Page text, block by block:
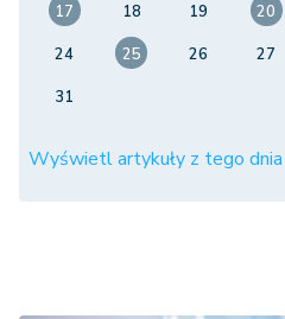
17
18 19 20
24
25 26 27
31
Wyświetl artykuły z tego dnia